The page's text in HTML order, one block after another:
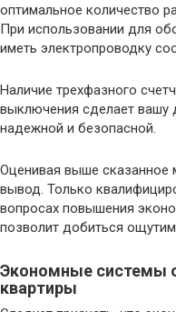
оптимальное количество
При использовании для
иметь электропроводку
Наличие трехфазного
выключения сделает
надежной и безопасной.
Оценивая выше
вывод. Только
вопросах повышения
позволит добиться
Экономные системы
квартиры